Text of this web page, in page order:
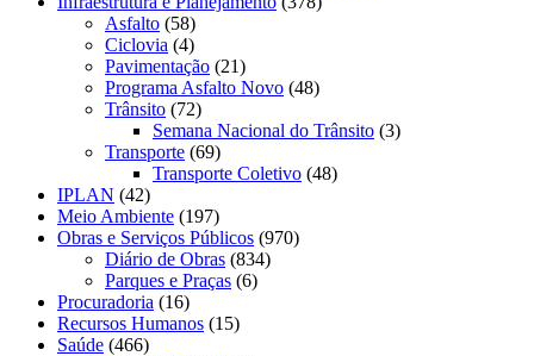
Asfalto (58)
Ciclovia (4)
Pavimentação (21)
Programa Asfalto Novo (48)
Trânsito (72)
Semana Nacional do Trânsito (3)
Transporte (69)
Transporte Coletivo (48)
IPLAN (42)
Meio Ambiente (197)
Obras e Serviços Públicos (970)
Diário de Obras (834)
Parques e Praças (6)
Procuradoria (16)
Recursos Humanos (15)
Saúde (466)